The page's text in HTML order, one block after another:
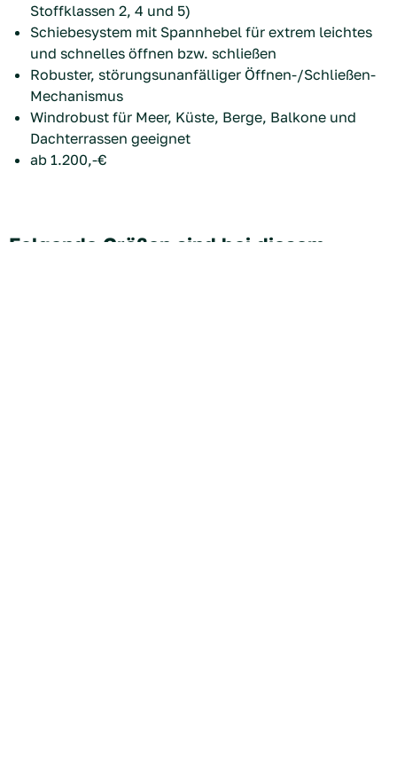
Stoffklassen 2, 4 und 5)
Schiebesystem mit Spannhebel für extrem leichtes
und schnelles öffnen bzw. schließen
Robuster, störungsunanfälliger Öffnen-/Schließen-
Mechanismus
Windrobust für Meer, Küste, Berge, Balkone und
Dachterrassen geeignet
ab 1.200,-€
Folgende Größen sind bei diesem